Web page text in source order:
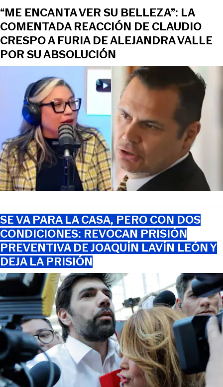
“ME ENCANTA VER SU BELLEZA”: LA
COMENTADA REACCIÓN DE CLAUDIO
CRESPO A FURIA DE ALEJANDRA VALLE
POR SU ABSOLUCIÓN
SE VA PARA LA CASA, PERO CON DOS
CONDICIONES: REVOCAN PRISIÓN
PREVENTIVA DE JOAQUÍN LAVÍN LEÓN Y
DEJA LA PRISIÓN